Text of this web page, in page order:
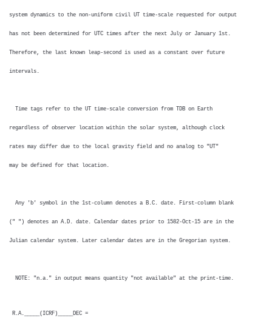
system dynamics to the non-uniform civil UT time-scale requested for output
has not been determined for UTC times after the next July or January 1st.
Therefore, the last known leap-second is used as a constant over future
intervals.
Time tags refer to the UT time-scale conversion from TDB on Earth
regardless of observer location within the solar system, although clock
rates may differ due to the local gravity field and no analog to "UT"
may be defined for that location.
Any 'b' symbol in the 1st-column denotes a B.C. date. First-column blank
(" ") denotes an A.D. date. Calendar dates prior to 1582-Oct-15 are in the
Julian calendar system. Later calendar dates are in the Gregorian system.
NOTE: "n.a." in output means quantity "not available" at the print-time.
R.A._____(ICRF)_____DEC =